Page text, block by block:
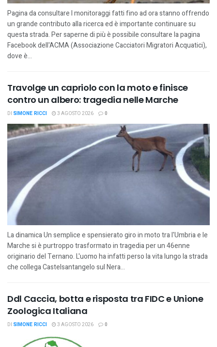
Pagina da consultare I monitoraggi fatti fino ad ora stanno offrendo
un grande contributo alla ricerca ed è importante continuare su
questa strada. Per saperne di più è possibile consultare la pagina
Facebook dell'ACMA (Associazione Cacciatori Migratori Acquatici),
dove è...
Travolge un capriolo con la moto e finisce
contro un albero: tragedia nelle Marche
DI SIMONE RICCI 3 AGOSTO 2026 0
La dinamica Un semplice e spensierato giro in moto tra l'Umbria e le
Marche si è purtroppo trasformato in tragedia per un 46enne
originario del Ternano. L'uomo ha infatti perso la vita lungo la strada
che collega Castelsantangelo sul Nera...
Ddl Caccia, botta e risposta tra FIDC e Unione
Zoologica Italiana
DI SIMONE RICCI 3 AGOSTO 2026 0